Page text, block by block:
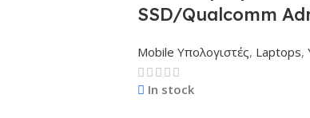
SSD/Qualcomm
Mobile Υπολογιστές, Laptops,
In stock